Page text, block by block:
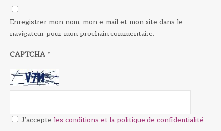
Enregistrer mon nom, mon e-mail et mon site dans le
navigateur pour mon prochain commentaire.
CAPTCHA *
J’accepte les conditions et la politique de confidentialité